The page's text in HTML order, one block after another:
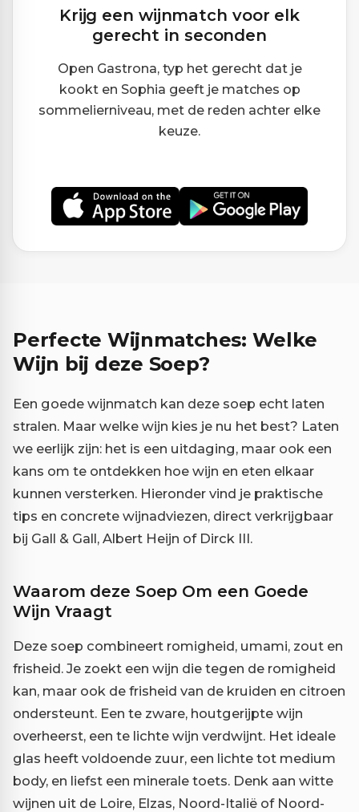
Krijg een wijnmatch voor elk
gerecht in seconden
Open Gastrona, typ het gerecht dat je
kookt en Sophia geeft je matches op
sommelierniveau, met de reden achter elke
keuze.
Perfecte Wijnmatches: Welke
Wijn bij deze Soep?
Een goede wijnmatch kan deze soep echt laten
stralen. Maar welke wijn kies je nu het best? Laten
we eerlijk zijn: het is een uitdaging, maar ook een
kans om te ontdekken hoe wijn en eten elkaar
kunnen versterken. Hieronder vind je praktische
tips en concrete wijnadviezen, direct verkrijgbaar
bij Gall & Gall, Albert Heijn of Dirck III.
Waarom deze Soep Om een Goede
Wijn Vraagt
Deze soep combineert romigheid, umami, zout en
frisheid. Je zoekt een wijn die tegen de romigheid
kan, maar ook de frisheid van de kruiden en citroen
ondersteunt. Een te zware, houtgerijpte wijn
overheerst, een te lichte wijn verdwijnt. Het ideale
glas heeft voldoende zuur, een lichte tot medium
body, en liefst een minerale toets. Denk aan witte
wijnen uit de Loire, Elzas, Noord-Italië of Noord-